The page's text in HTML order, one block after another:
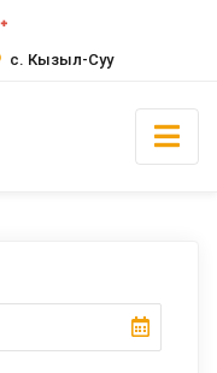
с. Кызыл-Суу